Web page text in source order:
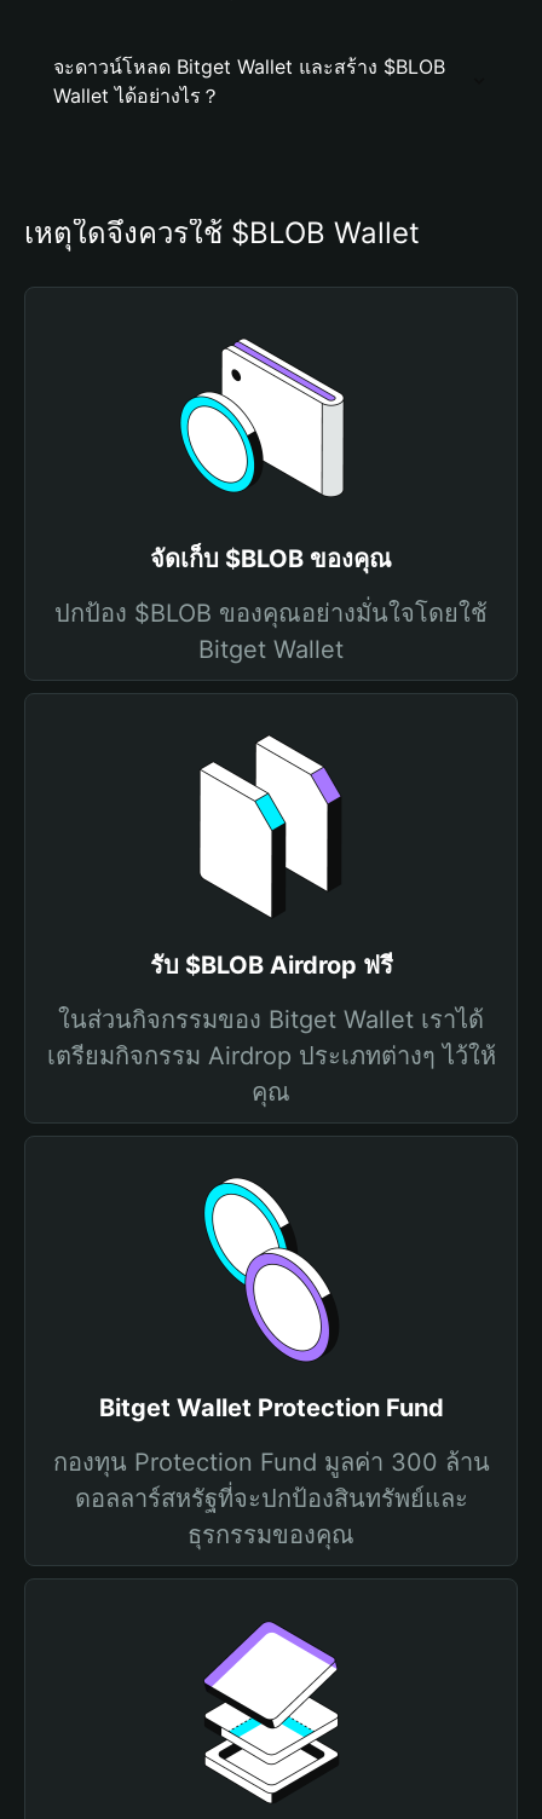
จะดาวน์โหลด Bitget Wallet และสร้าง $BLOB
Wallet ได้อย่างไร？
เหตุใดจึงควรใช้ $BLOB Wallet
จัดเก็บ $BLOB ของคุณ
ปกป้อง $BLOB ของคุณอย่างมั่นใจโดยใช้
Bitget Wallet
รับ $BLOB Airdrop ฟรี
ในส่วนกิจกรรมของ Bitget Wallet เราได้
เตรียมกิจกรรม Airdrop ประเภทต่างๆ ไว้ให้
คุณ
Bitget Wallet Protection Fund
กองทุน Protection Fund มูลค่า 300 ล้าน
ดอลลาร์สหรัฐที่จะปกป้องสินทรัพย์และ
ธุรกรรมของคุณ